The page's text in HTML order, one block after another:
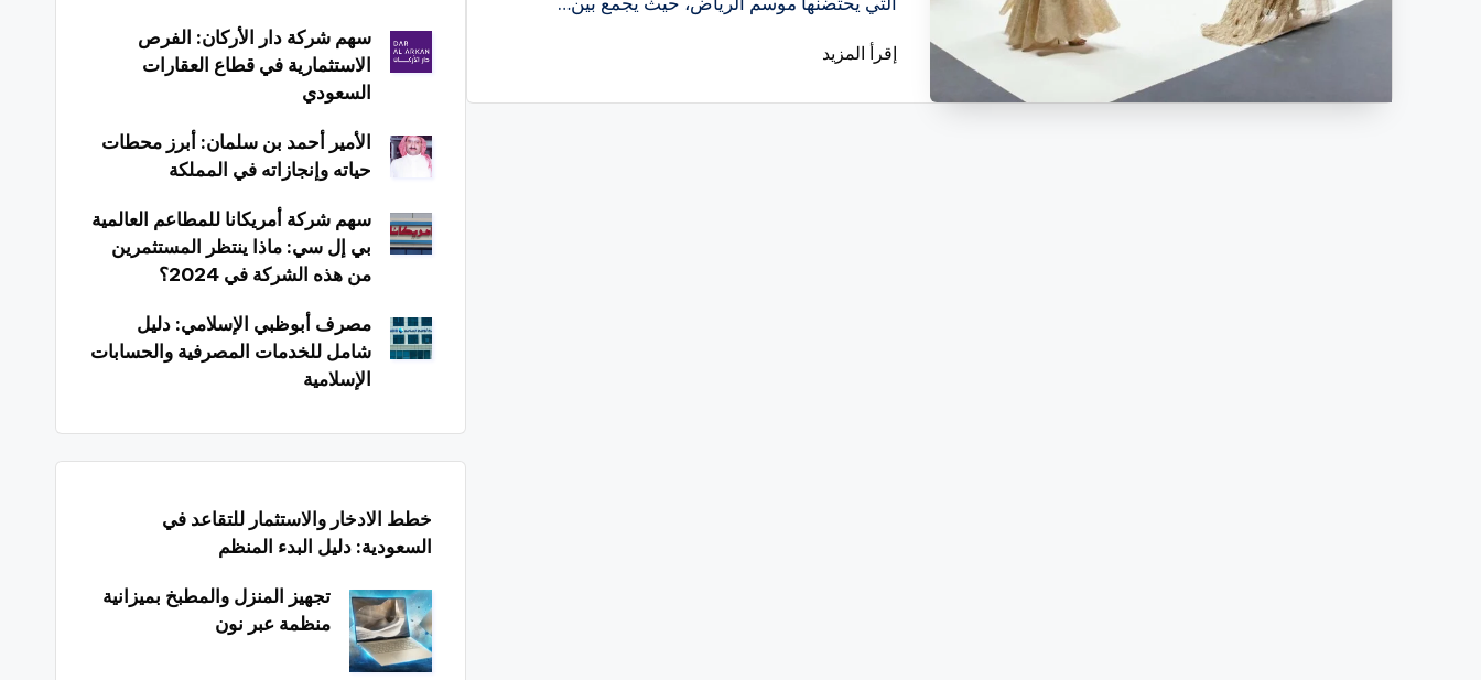
إقرأ المزيد
سهم شركة دار الأركان: الفرص
الاستثمارية في قطاع العقارات
السعودي
الأمير أحمد بن سلمان: أبرز محطات
حياته وإنجازاته في المملكة
سهم شركة أمريكانا للمطاعم العالمية
بي إل سي: ماذا ينتظر المستثمرين
من هذه الشركة في 2024؟
مصرف أبوظبي الإسلامي: دليل
شامل للخدمات المصرفية والحسابات
الإسلامية
خطط الادخار والاستثمار للتقاعد في
السعودية: دليل البدء المنظم
تجهيز المنزل والمطبخ بميزانية
منظمة عبر نون